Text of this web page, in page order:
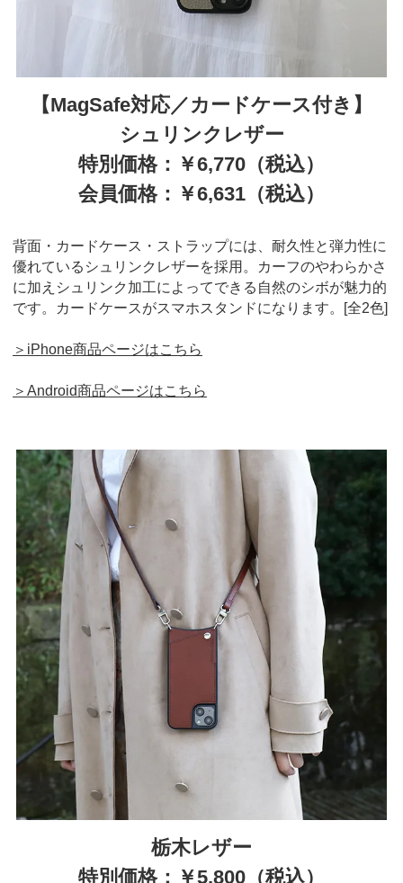
【MagSafe対応／カードケース付き】
シュリンクレザー
特別価格：￥6,770（税込）
会員価格：￥6,631（税込）
背面・カードケース・ストラップには、耐久性と弾力性に
優れているシュリンクレザーを採用。カーフのやわらかさ
に加えシュリンク加工によってできる自然のシボが魅力的
です。カードケースがスマホスタンドになります。[全2色]
＞iPhone商品ページはこちら
＞Android商品ページはこちら
栃木レザー
特別価格：￥5,800（税込）